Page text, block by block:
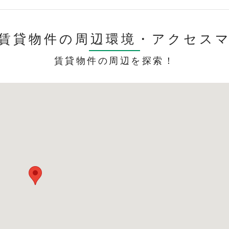
貸物件の周辺環境・ アクセス
賃貸物件の周辺を探索！